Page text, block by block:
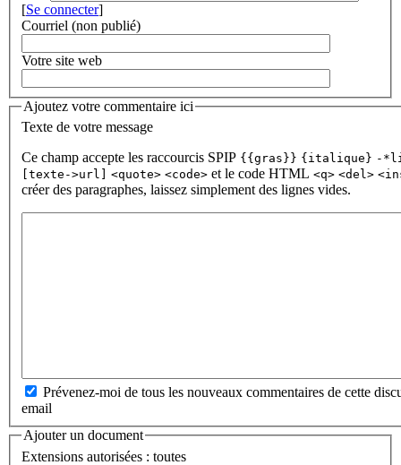
[Se connecter]
Courriel (non publié)
Votre site web
Ajoutez votre commentaire ici
Texte de votre message
Ce champ accepte les raccourcis SPIP {{gras}} {italique} -
[texte->url]
<quote> <code> et le code HTML <q> <del>
créer des paragraphes, laissez simplement des lignes vides.
Prévenez-moi de tous les nouveaux commentaires de cette
email
Ajouter un document
Extensions autorisées : toutes